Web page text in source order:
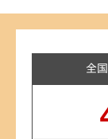
全